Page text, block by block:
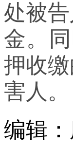
处被
金。
押收
害人。
编辑